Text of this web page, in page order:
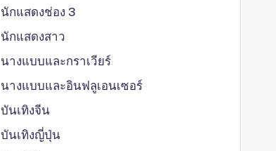
นักแสดงช่อง 3
นักแสดงสาว
นางแบบและกราเวียร์
นางแบบและอินฟลูเอนเซอร์
บันเทิงจีน
บันเทิงญี่ปุ่น